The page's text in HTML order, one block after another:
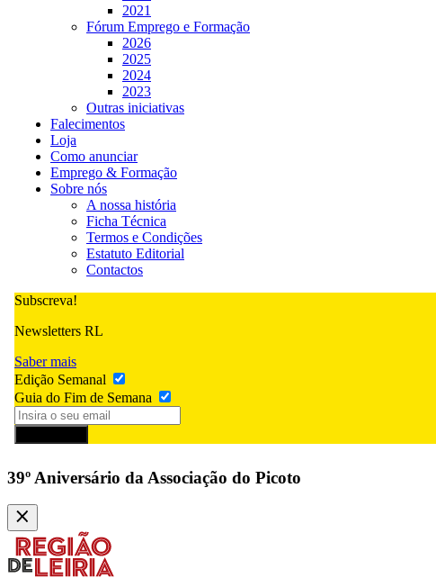
2021
Fórum Emprego e Formação
2026
2025
2024
2023
Outras iniciativas
Falecimentos
Loja
Como anunciar
Emprego & Formação
Sobre nós
A nossa história
Ficha Técnica
Termos e Condições
Estatuto Editorial
Contactos
Subscreva!
Newsletters RL
Saber mais
Edição Semanal
Guia do Fim de Semana
39º Aniversário da Associação do Picoto